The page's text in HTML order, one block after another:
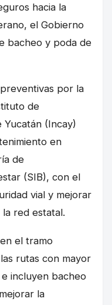
hacia la
el Gobierno
bacheo y poda de
por la
de
(Incay)
en
de
(SIB), con el
vial y mejorar
red estatal.
el tramo
rutas con mayor
incluyen bacheo
la